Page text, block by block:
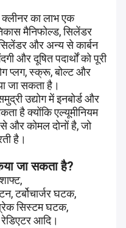
क्लीनर का लाभ एक
मैनिफोल्ड, सिलेंडर
और अन्य से कार्बन
और दूषित पदार्थों को पूरी
प्लग, स्क्रू, बोल्ट और
जा सकता है।
उद्योग में इनबोर्ड और
है क्योंकि एल्यूमीनियम
से और कोमल दोनों है, जो
है।
जा सकता है?
टर्बोचार्जर घटक,
सिस्टम घटक,
आदि।